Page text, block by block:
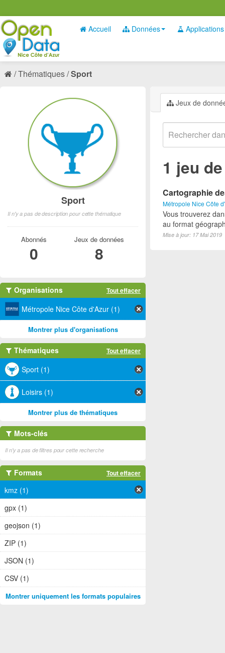
Accueil Données Applications
Thématiques Sport
Jeux de
1 jeu
Cartographie
Métropole Nice Côte
Vous trouverez
au format
Mise à jour: 17 Mai 2019
Sport
Il n'y a pas de description pour cette thématique
Abonnés
0
Jeux de données
8
Organisations Tout effacer
Métropole Nice Côte d'Azur (1)
Montrer plus d'organisations
Thématiques Tout effacer
Sport (1)
Loisirs (1)
Montrer plus de thématiques
Mots-clés
Il n'y a pas de filtres pour cette recherche
Formats Tout effacer
kmz (1)
gpx (1)
geojson (1)
ZIP (1)
JSON (1)
CSV (1)
Montrer uniquement les formats populaires